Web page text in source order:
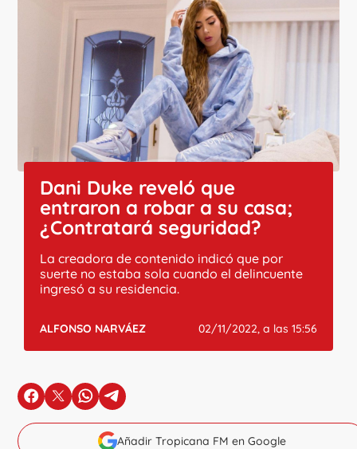
Dani Duke reveló que
entraron a robar a su casa;
¿Contratará seguridad?
La creadora de contenido indicó que por
suerte no estaba sola cuando el delincuente
ingresó a su residencia.
ALFONSO NARVÁEZ 02/11/2022, a las 15:56
en Facebook
en Xen Whatsapp
en Telegram
Añadir Tropicana FM en Google